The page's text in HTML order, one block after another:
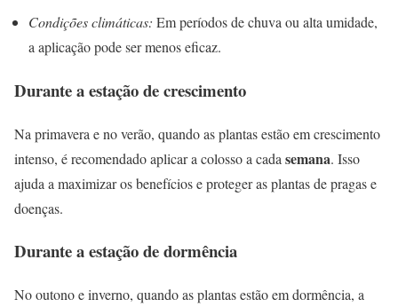
Condições climáticas: Em períodos de chuva ou alta umidade,
a aplicação pode ser menos eficaz.
Durante a estação de crescimento
Na primavera e no verão, quando as plantas estão em crescimento
intenso, é recomendado aplicar a colosso a cada semana. Isso
ajuda a maximizar os benefícios e proteger as plantas de pragas e
doenças.
Durante a estação de dormência
No outono e inverno, quando as plantas estão em dormência, a